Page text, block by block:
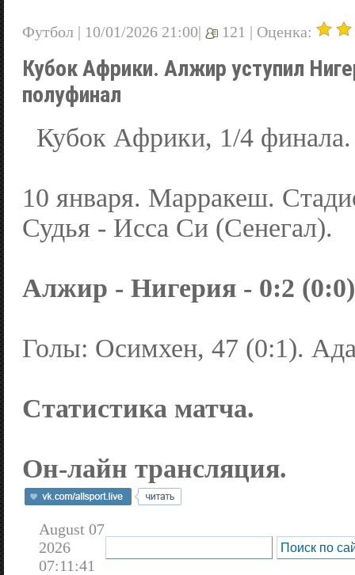
Футбол | 10/01/2026 21:00| 121 | Оценка:
Кубок Африки. Алжир уступил
полуфинал
Кубок Африки, 1/4 финала.
10 января. Марракеш.
Судья - Исса Си (Сенегал).
Алжир - Нигерия - 0:2
Голы: Осимхен, 47 (0:1).
Статистика матча.
Он-лайн трансляция.
August 07
2026
07:11:41